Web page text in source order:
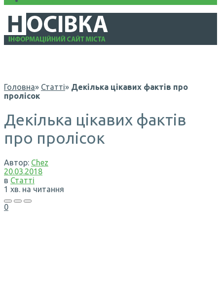
Головна» Статті» Декілька цікавих фактів про
пролісок
Декілька цікавих фактів
про пролісок
Автор: Chez
20.03.2018
в Статті
1 хв. на читання
0